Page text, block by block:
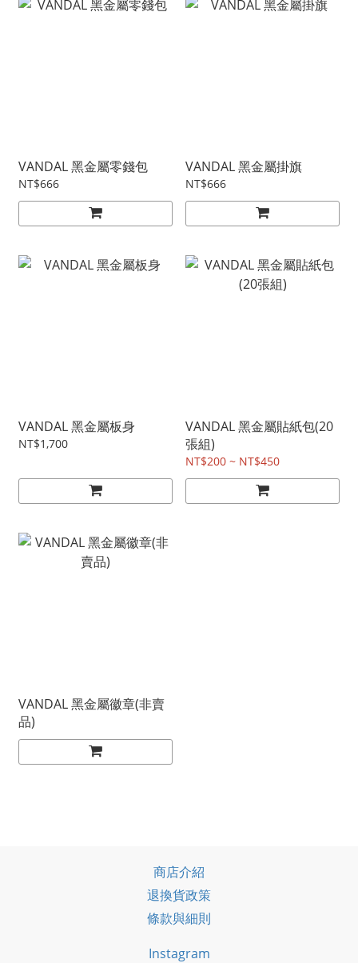
VANDAL 黑金屬零錢包
NT$666
VANDAL 黑金屬掛旗
NT$666
VANDAL 黑金屬板身
NT$1,700
VANDAL 黑金屬貼紙包(20
張組)
NT$200 ~ NT$450
VANDAL 黑金屬徽章(非賣
品)
商店介紹
退換貨政策
條款與細則
Instagram